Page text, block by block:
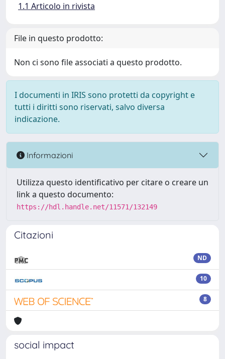
1.1 Articolo in rivista
File in questo prodotto:
Non ci sono file associati a questo prodotto.
I documenti in IRIS sono protetti da copyright e
tutti i diritti sono riservati, salvo diversa
indicazione.
Informazioni
Utilizza questo identificativo per citare o creare un
link a questo documento:
https://hdl.handle.net/11571/132149
Citazioni
ND
10
8
social impact